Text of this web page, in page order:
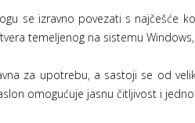
se izravno povezati s najčešće
temeljenog na sistemu
za upotrebu, a sastoji se od
omogućuje jasnu čitljivost i